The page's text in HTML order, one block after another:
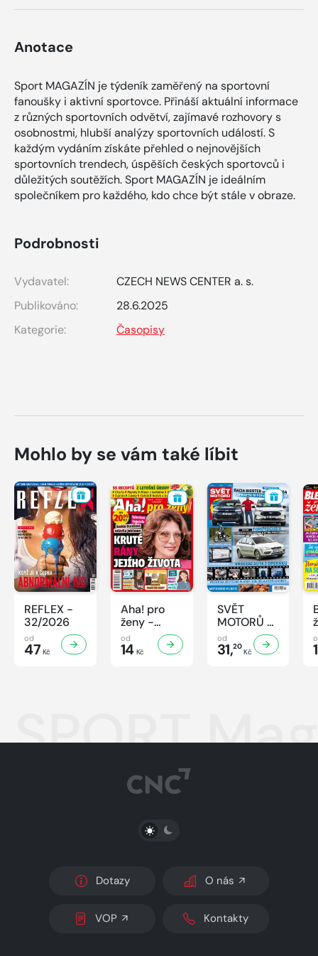
Anotace
Sport MAGAZÍN je týdeník zaměřený na sportovní
fanoušky i aktivní sportovce. Přináší aktuální informace
z různých sportovních odvětví, zajímavé rozhovory s
osobnostmi, hlubší analýzy sportovních událostí. S
každým vydáním získáte přehled o nejnovějších
sportovních trendech, úspěších českých sportovců i
důležitých soutěžích. Sport MAGAZÍN je ideálním
společníkem pro každého, kdo chce být stále v obraze.
Podrobnosti
Vydavatel:
CZECH NEWS CENTER a. s.
Publikováno:
28.6.2025
Kategorie:
Časopisy
Mohlo by se vám také líbit
REFLEX -
32/2026
od
47 Kč
Aha! pro
ženy -
32/2026
od
14Kč
SVĚT
MOTORŮ -
32/2026
od
31,20
Kč
SPORT
PŘEPNOUT SVĚTLÝ/TMAVÝ REŽIM
Dotazy O nás
VOP Kontakty